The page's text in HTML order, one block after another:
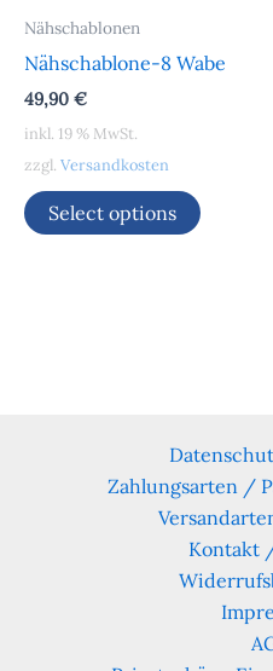
Nähschablonen
Nähschablone-8 Wabe
49,90 €
inkl. 19 % MwSt.
zzgl. Versandkosten
Select options
Zahlungsarten /
Kontakt